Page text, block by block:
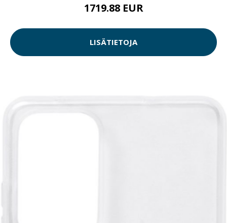
1719.88 EUR
LISÄTIETOJA